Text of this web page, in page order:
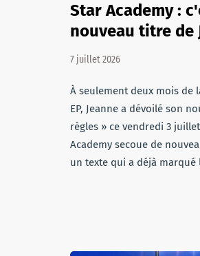
Star Academy :
nouveau titre de
7 juillet 2026
À seulement deux mois de
EP, Jeanne a dévoilé son
règles » ce vendredi 3
Academy secoue de
un texte qui a déjà marqué